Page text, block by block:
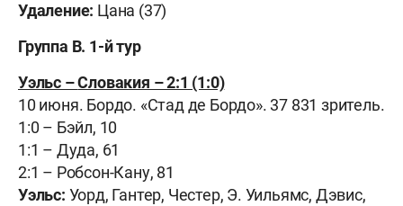
Удаление: Цана (37)
Группа В. 1-й тур
Уэльс –Словакия – 2:1 (1:0)
10 июня. Бордо. «Стад де Бордо». 37 831 зритель.
1:0 – Бэйл, 10
1:1 – Дуда, 61
2:1 – Робсон-Кану, 81
Уэльс: Уорд, Гантер, Честер, Э. Уильямс, Дэвис,